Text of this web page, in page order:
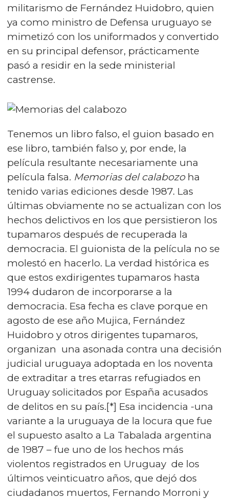
militarismo de Fernández Huidobro, quien
ya como ministro de Defensa uruguayo se
mimetizó con los uniformados y convertido
en su principal defensor, prácticamente
pasó a residir en la sede ministerial
castrense.
Tenemos un libro falso, el guion basado en
ese libro, también falso y, por ende, la
película resultante necesariamente una
película falsa. Memorias del calabozoha
tenido varias ediciones desde 1987. Las
últimas obviamente no se actualizan con los
hechos delictivos en los que persistieron los
tupamaros después de recuperada la
democracia. El guionista de la película no se
molestó en hacerlo. La verdad histórica es
que estos exdirigentes tupamaros hasta
1994 dudaron de incorporarse a la
democracia. Esa fecha es clave porque en
agosto de ese año Mujica, Fernández
Huidobro y otros dirigentes tupamaros,
organizan una asonada contra una decisión
judicial uruguaya adoptada en los noventa
de extraditar a tres etarras refugiados en
Uruguay solicitados por España acusados
de delitos en su país.[*] Esa incidencia -una
variante a la uruguaya de la locura que fue
el supuesto asalto a La Tabalada argentina
de 1987 – fue uno de los hechos más
violentos registrados en Uruguay de los
últimos veinticuatro años, que dejó dos
ciudadanos muertos, Fernando Morroni y